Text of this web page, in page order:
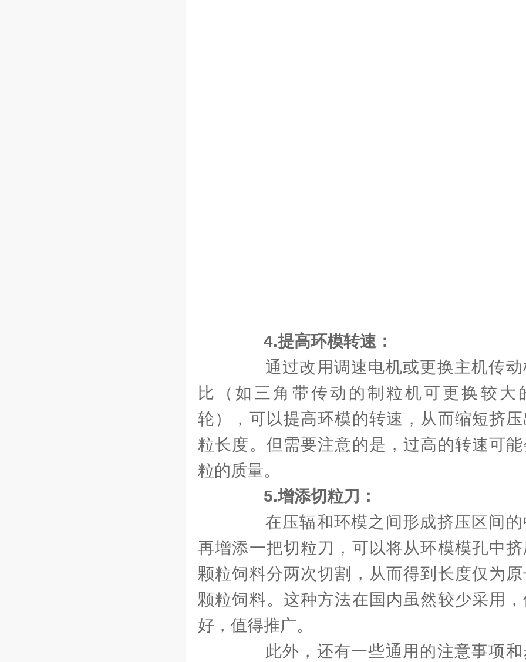
4.提高环模转速：
通过改用调速电机或更换主机传动
比（如三角带传动的制粒机可更换较大
轮），可以提高环模的转速，从而缩短挤
粒长度。但需要注意的是，过高的转速可
粒的质量。
5.增添切粒刀：
在压辐和环模之间形成挤压区间的
再增添一把切粒刀，可以将从环模模孔中
颗粒饲料分两次切割，从而得到长度仅为
颗粒饲料。这种方法在国内虽然较少采用
好，值得推广。
此外，还有一些通用的注意事项和